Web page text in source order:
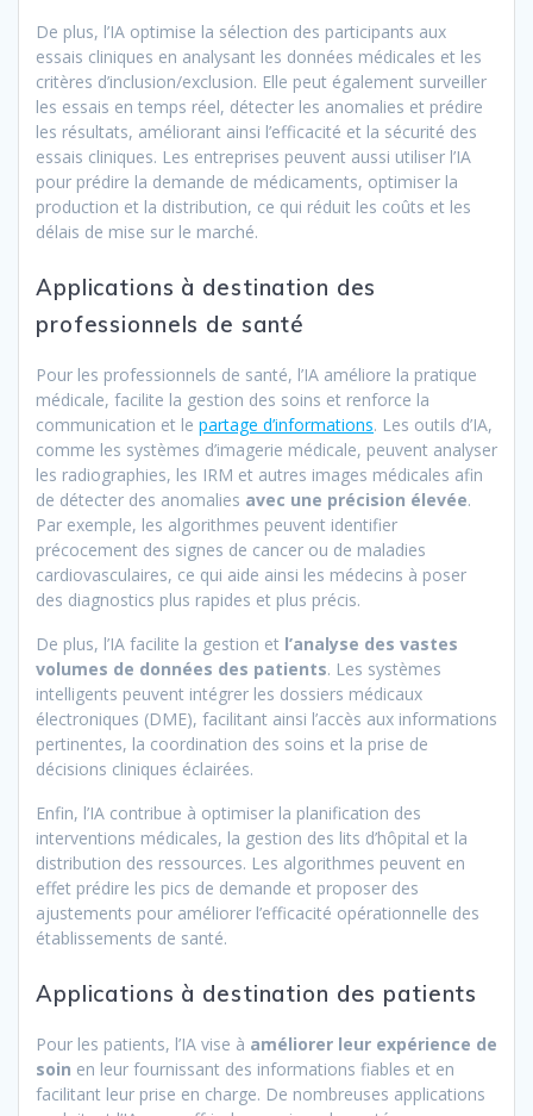
De plus, l’IA optimise la sélection des participants aux
essais cliniques en analysant les données médicales et les
critères d’inclusion/exclusion. Elle peut également surveiller
les essais en temps réel, détecter les anomalies et prédire
les résultats, améliorant ainsi l’efficacité et la sécurité des
essais cliniques. Les entreprises peuvent aussi utiliser l’IA
pour prédire la demande de médicaments, optimiser la
production et la distribution, ce qui réduit les coûts et les
délais de mise sur le marché.
Applications à destination des
professionnels de santé
Pour les professionnels de santé, l’IA améliore la pratique
médicale, facilite la gestion des soins et renforce la
communication et le partage d’informations. Les outils d’IA,
comme les systèmes d’imagerie médicale, peuvent analyser
les radiographies, les IRM et autres images médicales afin
de détecter des anomalies avec une précision élevée.
Par exemple, les algorithmes peuvent identifier
précocement des signes de cancer ou de maladies
cardiovasculaires, ce qui aide ainsi les médecins à poser
des diagnostics plus rapides et plus précis.
De plus, l’IA facilite la gestion et l’analyse des vastes
volumes de données des patients. Les systèmes
intelligents peuvent intégrer les dossiers médicaux
électroniques (DME), facilitant ainsi l’accès aux informations
pertinentes, la coordination des soins et la prise de
décisions cliniques éclairées.
Enfin, l’IA contribue à optimiser la planification des
interventions médicales, la gestion des lits d’hôpital et la
distribution des ressources. Les algorithmes peuvent en
effet prédire les pics de demande et proposer des
ajustements pour améliorer l’efficacité opérationnelle des
établissements de santé.
Applications à destination des patients
Pour les patients, l’IA vise à améliorer leur expérience de
soin en leur fournissant des informations fiables et en
facilitant leur prise en charge. De nombreuses applications